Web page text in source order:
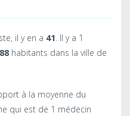
il y en a 41. Il y a 1
habitants dans la ville de
à la moyenne du
qui est de 1 médecin